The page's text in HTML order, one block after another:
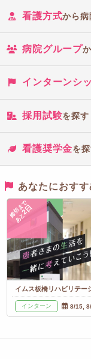
看護方式から病
病院グループ
インターンシ
採用試験を探す
看護奨学金を
あなたにおす
締切まで
あと
2日
イムス板橋リハビリテー
インターン 8/15,